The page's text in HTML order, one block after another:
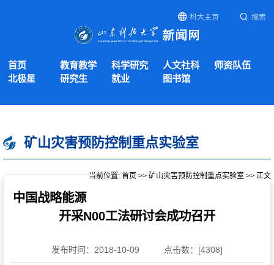
科大主页 搜索
首页 教育教学 科学研究 人文社科
师资队伍
北极星
研究生 就业 图书馆
矿山灾害预防控制重点实验室
当前位置: 首页 >> 矿山灾害预防控制重点实验室 >> 正文
中国战略能源
开采N00工法研讨会成功召开
发布时间：2018-10-09 点击数：[4308]